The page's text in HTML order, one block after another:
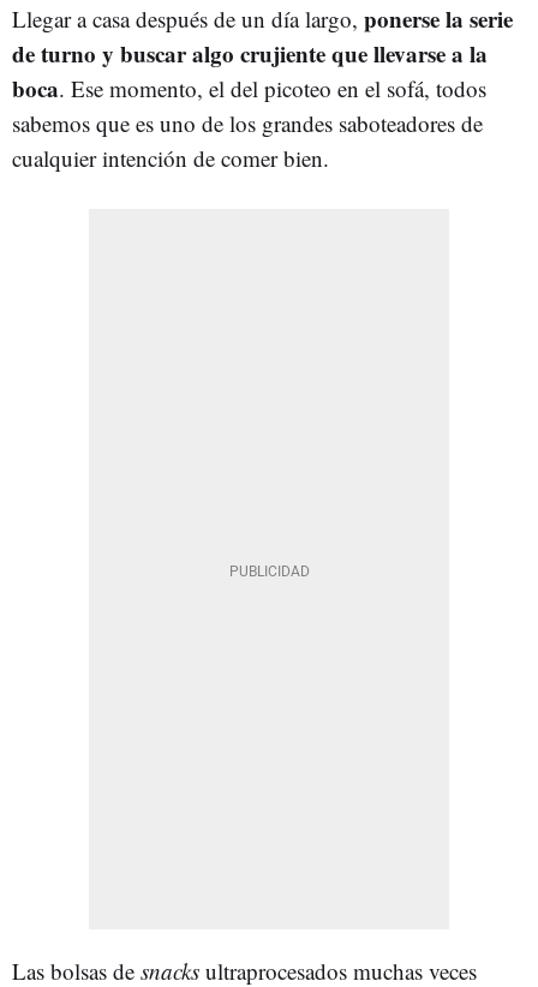
Llegar a casa después de un día largo, ponerse la serie
de turno y buscar algo crujiente que llevarse a la
boca. Ese momento, el del picoteo en el sofá, todos
sabemos que es uno de los grandes saboteadores de
cualquier intención de comer bien.
Las bolsas de snacks ultraprocesados muchas veces